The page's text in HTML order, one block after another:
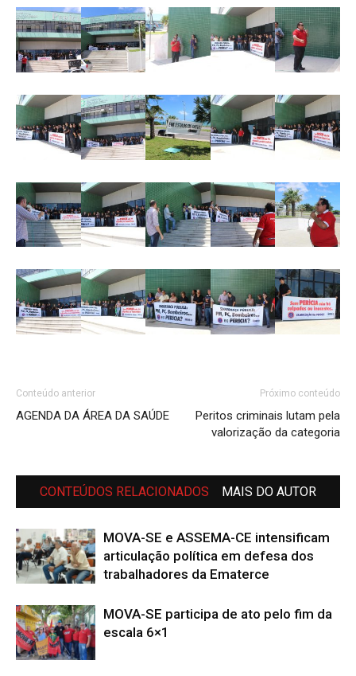
Conteúdo anterior
AGENDA DA ÁREA DA SAÚDE
Próximo conteúdo
Peritos criminais lutam pela
valorização da categoria
CONTEÚDOS RELACIONADOS MAIS DO AUTOR
MOVA-SE e ASSEMA-CE intensificam
articulação política em defesa dos
trabalhadores da Ematerce
MOVA-SE participa de ato pelo fim da
escala 6×1